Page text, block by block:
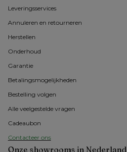
Leveringsservices
Annuleren en retourneren
Herstellen
Onderhoud
Garantie
Betalingsmogelijkheden
Bestelling volgen
Alle veelgestelde vragen
Cadeaubon
Contacteer ons
Onze showrooms in Nederland